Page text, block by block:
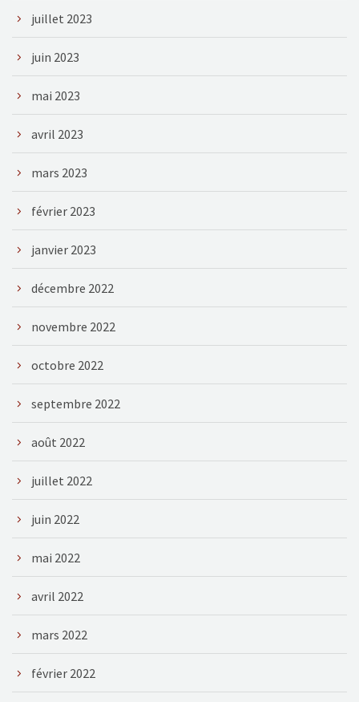
juillet 2023
juin 2023
mai 2023
avril 2023
mars 2023
février 2023
janvier 2023
décembre 2022
novembre 2022
octobre 2022
septembre 2022
août 2022
juillet 2022
juin 2022
mai 2022
avril 2022
mars 2022
février 2022